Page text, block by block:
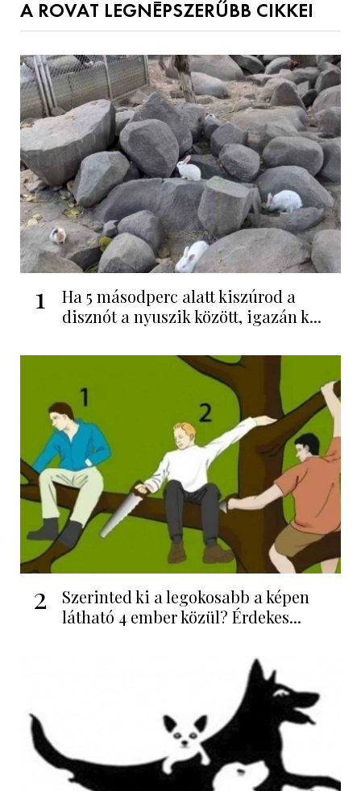
A ROVAT LEGNÉPSZERŰBB CIKKEI
1
Ha 5 másodperc alatt kiszúrod a
disznót a nyuszik között, igazán k...
2
Szerinted ki a legokosabb a képen
látható 4 ember közül? Érdekes...